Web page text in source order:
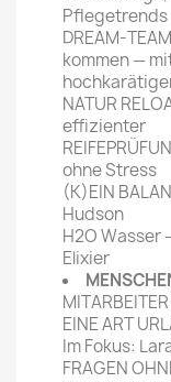
Pflegetrends
DREAM-
kommen —
NATUR
effizienter
ohne Stress
(K)EIN
Hudson
H2O Wasser
Elixier
EINE ART
Im Fokus:
FRAGEN